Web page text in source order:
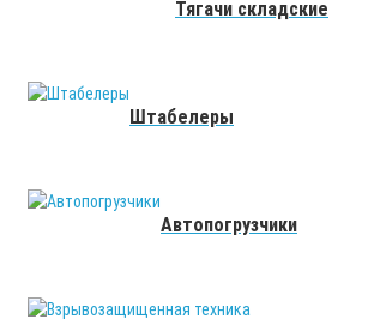
Тягачи складские
Штабелеры
Автопогрузчики